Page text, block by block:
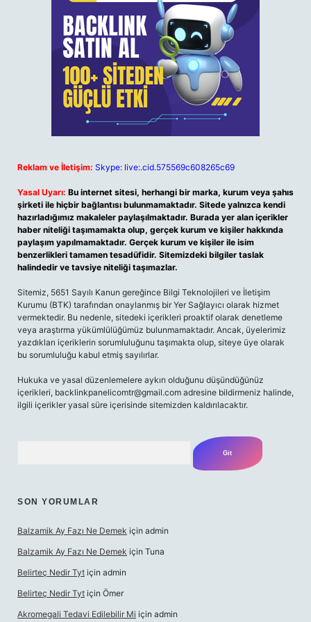
Reklam ve İletişim: Skype: live:.cid.575569c608265c69
Yasal Uyarı: Bu internet sitesi, herhangi bir marka, kurum veya şahıs
şirketi ile hiçbir bağlantısı bulunmamaktadır. Sitede yalnızca kendi
hazırladığımız makaleler paylaşılmaktadır. Burada yer alan içerikler
haber niteliği taşımamakta olup, gerçek kurum ve kişiler hakkında
paylaşım yapılmamaktadır. Gerçek kurum ve kişiler ile isim
benzerlikleri tamamen tesadüfidir. Sitemizdeki bilgiler taslak
halindedir ve tavsiye niteliği taşımazlar.
Sitemiz, 5651 Sayılı Kanun gereğince Bilgi Teknolojileri ve İletişim
Kurumu (BTK) tarafından onaylanmış bir Yer Sağlayıcı olarak hizmet
vermektedir. Bu nedenle, sitedeki içerikleri proaktif olarak denetleme
veya araştırma yükümlülüğümüz bulunmamaktadır. Ancak, üyelerimiz
yazdıkları içeriklerin sorumluluğunu taşımakta olup, siteye üye olarak
bu sorumluluğu kabul etmiş sayılırlar.
Hukuka ve yasal düzenlemelere aykırı olduğunu düşündüğünüz
içerikleri, backlinkpanelicomtr@gmail.com adresine bildirmeniz halinde,
ilgili içerikler yasal süre içerisinde sitemizden kaldırılacaktır.
SON YORUMLAR
Balzamik Ay Fazı Ne Demek için admin
Balzamik Ay Fazı Ne Demek için Tuna
Belirteç Nedir Tyt için admin
Belirteç Nedir Tyt için Ömer
Akromegali Tedavi Edilebilir Mi için admin